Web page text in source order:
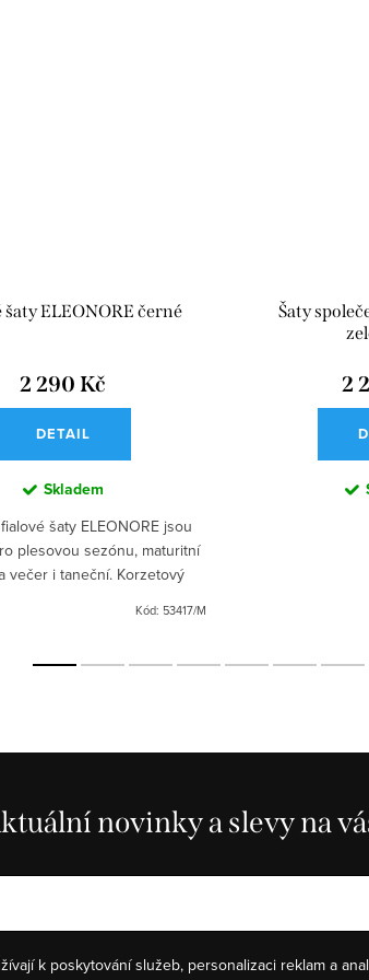
šaty ELEONORE černé
2 290 Kč
DETAIL
Skladem
šaty ELEONORE jsou
plesovou sezónu, maturitní
večer i taneční. Korzetový
Kód: 53417/M
Šaty
2
novinky a slevy na
k poskytování služeb, personalizaci reklam a